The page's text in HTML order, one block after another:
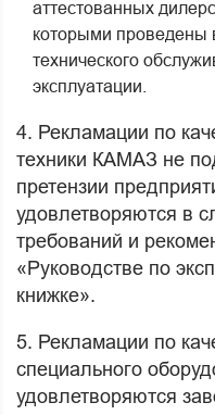
аттестованных
которыми проведены
технического
эксплуатации.
4. Рекламации по
техники КАМАЗ не
претензии
удовлетворяются в
требований и
«Руководстве по
книжке».
5. Рекламации по
специального
удовлетворяются